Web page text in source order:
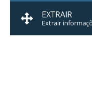
EXTRAIR
Extrair